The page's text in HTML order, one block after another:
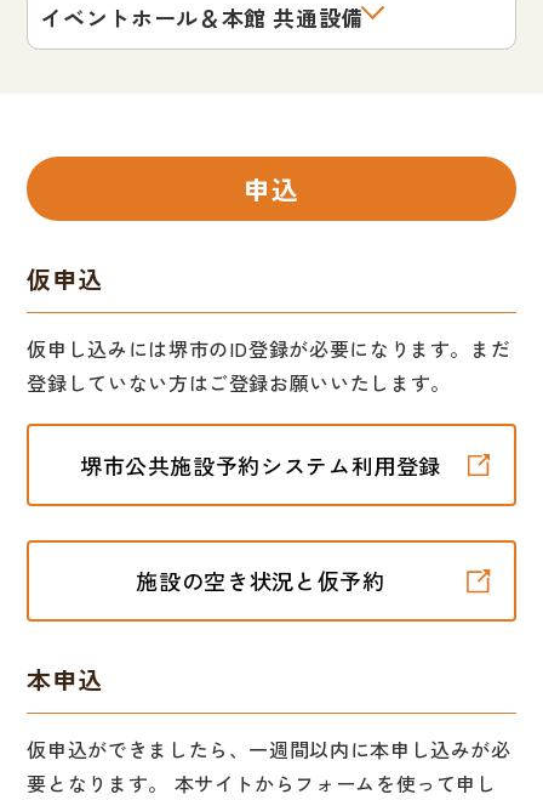
イベントホール＆本館 共通設備
申込
仮申込
仮申し込みには堺市のID登録が必要になります。まだ
登録していない方はご登録お願いいたします。
堺市公共施設予約システム利用登録
施設の空き状況と仮予約
本申込
仮申込ができましたら、一週間以内に本申し込みが必
要となります。 本サイトからフォームを使って申し